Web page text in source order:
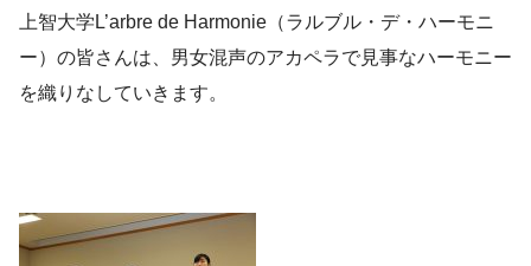
上智大学L’arbre de Harmonie（ラルブル・デ・ハーモニ
ー）の皆さんは、男女混声のアカペラで見事なハーモニー
を織りなしていきます。